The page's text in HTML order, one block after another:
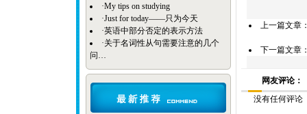
·My tips on studying
·Just for today——只为今天
·英语中部分否定的表示方法
·关于名词性从句需要注意的几个
问…
上一篇文章
下一篇文章
网友评论：
没有任何评论